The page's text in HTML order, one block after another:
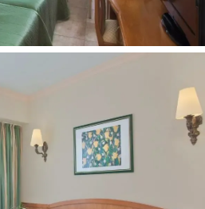
metu)
dienomis)
mokestį